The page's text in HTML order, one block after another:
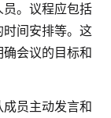
。议程应包括
间安排等。这
会议的目标和
员主动发言和